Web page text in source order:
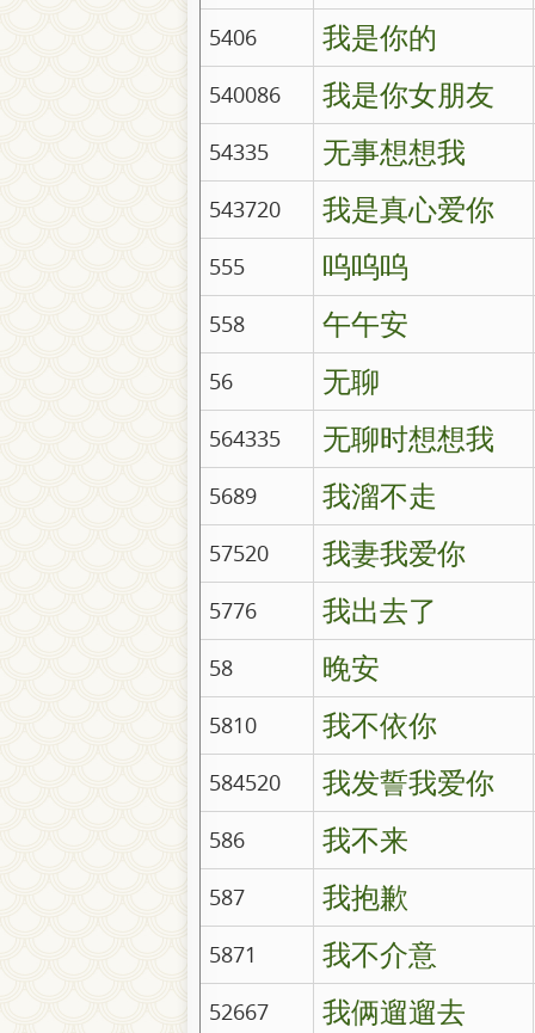
5406 我是你的
540086 我是你女朋友
54335 无事想想我
543720 我是真心爱你
555 呜呜呜
558 午午安
56 无聊
564335 无聊时想想我
5689 我溜不走
57520 我妻我爱你
5776 我出去了
58 晚安
5810 我不依你
584520 我发誓我爱你
586 我不来
587 我抱歉
5871 我不介意
52667 我俩遛遛去